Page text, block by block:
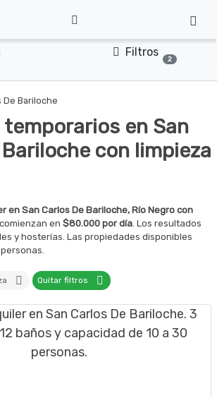
Filtros
2
De Bariloche
en San
con limpieza
en San Carlos De Bariloche, Río Negro con
en $80.000 por día. Los resultados
y hosterías. Las propiedades disponibles
Quitar filtros